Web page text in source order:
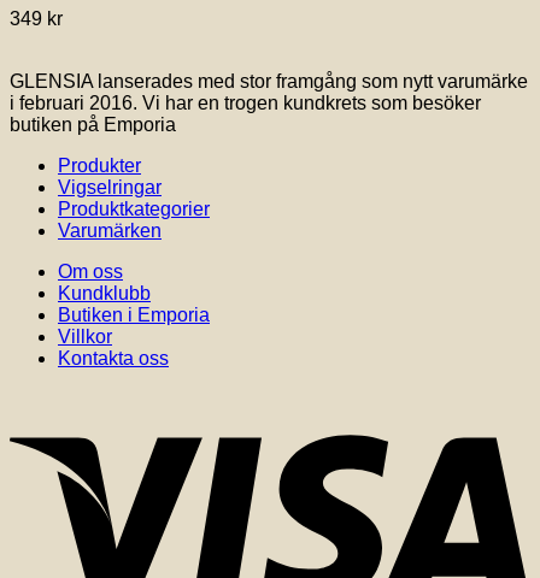
De
kan
väljas
på
produktsidan
349 kr
GLENSIA lanserades med stor framgång som nytt varumärke
i februari 2016. Vi har en trogen kundkrets som besöker
butiken på Emporia
Produkter
Vigselringar
Produktkategorier
Varumärken
Om oss
Kundklubb
Butiken i Emporia
Villkor
Kontakta oss